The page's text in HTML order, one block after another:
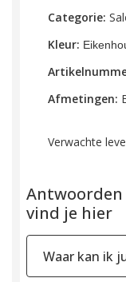
Categorie:
Kleur:
Afmetingen:
Verwachte
Antwoorden
vind je hier
Waar kan ik